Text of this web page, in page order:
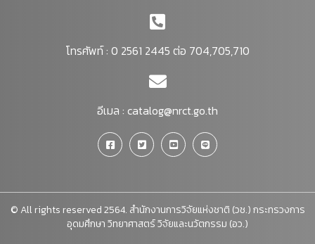
โทรศัพท์ : 0 2561 2445 ต่อ 704,705,710
อีเมล : catalog@nrct.go.th
© All rights reserved 2564. สำนักงานการวิจัยแห่งชาติ (วช.) กระทรวงการ
อุดมศึกษา วิทยาศาสตร์ วิจัยและนวัตกรรม (อว.)